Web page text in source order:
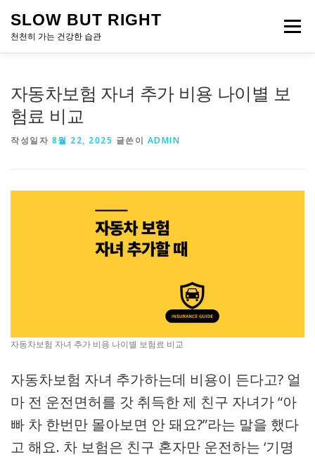
SLOW BUT RIGHT
천천히 가는 건강한 습관
메뉴
자동차보험 자녀 추가 비용 나이별 보
험료 비교
작성일자 8월 22, 2025 글쓴이 ADMIN
자동차보험 자녀 추가 비용 나이별 보험료 비교
자동차보험 자녀 추가하는데 비용이 든다고? 얼
마 전 운전면허를 갓 취득한 제 친구 자녀가 “아
빠 차 한번만 몰아보면 안 돼요?”라는 말을 했다
고 해요. 차 보험은 친구 혼자만 운전하는 ‘기명